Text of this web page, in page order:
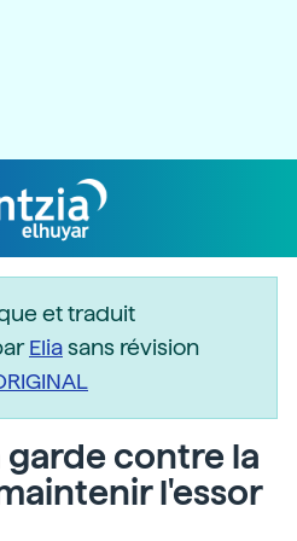
et traduit
Eliasans révision
contre la
l'essor